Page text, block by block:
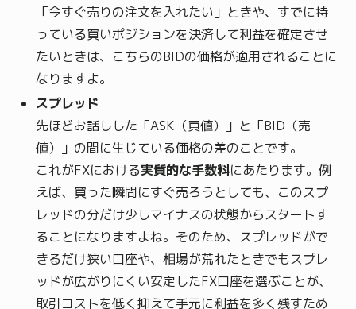
「今すぐ売りの注文を入れたい」ときや、すでに持
っている買いポジションを決済して利益を確定させ
たいときは、こちらのBIDの価格が適用されることに
なりますよ。
スプレッド
先ほどお話しした「ASK（買値）」と「BID（売
値）」の間に生じている価格の差のことです。
これがFXにおける実質的な手数料にあたります。例
えば、買った瞬間にすぐ売ろうとしても、このスプ
レッドの分だけ少しマイナスの状態からスタートす
ることになりますよね。そのため、スプレッドがで
きるだけ狭い口座や、相場が荒れたときでもスプレ
ッドが広がりにくい安定したFX口座を選ぶことが、
取引コストを低く抑えて手元に利益を多く残すため